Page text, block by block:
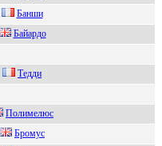
Бaнши
Байардо
Тeдди
Пoлимелюc
Бромуc